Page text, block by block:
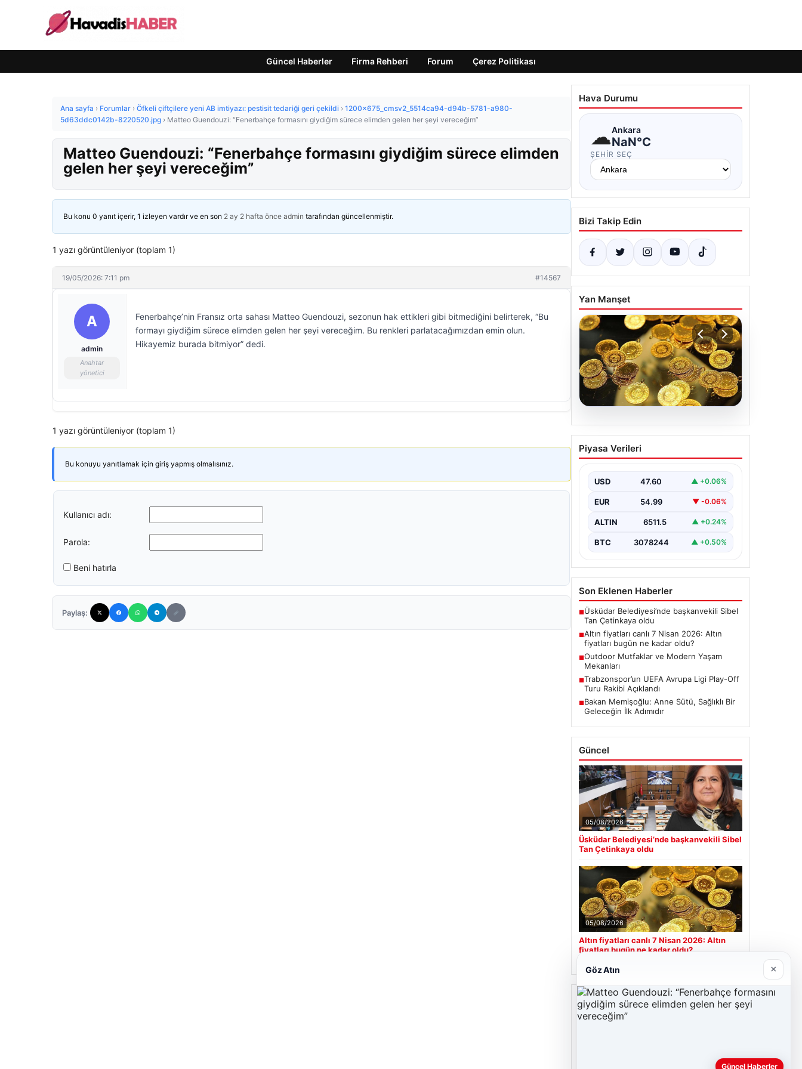
Güncel Haberler Firma Rehberi Forum Çerez Politikası
Ana sayfa › Forumlar › Öfkeli çiftçilere yeni AB imtiyazı: pestisit tedariği geri çekildi › 1200x675_cmsv2_5514ca94-d94b-5781-a980-
5d63ddc0142b-8220520.jpg › Matteo Guendouzi: “Fenerbahçe formasını giydiğim sürece elimden gelen her şeyi vereceğim”
Matteo Guendouzi: “Fenerbahçe formasını giydiğim sürece elimden
gelen her şeyi vereceğim”
Bu konu 0 yanıt içerir, 1 izleyen vardır ve en son 2 ay 2 hafta önce admin tarafından güncellenmiştir.
1 yazı görüntüleniyor (toplam 1)
19/05/2026: 7:11 pm #14567
A
admin
Anahtar
yönetici
Fenerbahçe’nin Fransız orta sahası Matteo Guendouzi, sezonun hak ettikleri gibi bitmediğini belirterek, “Bu
formayı giydiğim sürece elimden gelen her şeyi vereceğim. Bu renkleri parlatacağımızdan emin olun.
Hikayemiz burada bitmiyor” dedi.
1 yazı görüntüleniyor (toplam 1)
Bu konuyu yanıtlamak için giriş yapmış olmalısınız.
Kullanıcı adı:
Parola:
Beni hatırla
Paylaş:
Hava Durumu
☁Ankara
NaN°C
ŞEHIR SEÇ
Bizi Takip Edin
Yan Manşet
Altın fiyatları canlı 7 Nisan
2026: Altın fiyatları bugün
Piyasa Verileri
USD 47.60 ▲ +0.06%
EUR 54.99 ▼ -0.06%
ALTIN 6511.5 ▲ +0.24%
BTC 3078244 ▲ +0.50%
Son Eklenen Haberler
■Üsküdar Belediyesi’nde başkanvekili Sibel
Tan Çetinkaya oldu
■Altın fiyatları canlı 7 Nisan 2026: Altın
fiyatları bugün ne kadar oldu?
■Outdoor Mutfaklar ve Modern Yaşam
Mekanları
■Trabzonspor’un UEFA Avrupa Ligi Play-Off
Turu Rakibi Açıklandı
■Bakan Memişoğlu: Anne Sütü, Sağlıklı Bir
Geleceğin İlk Adımıdır
Güncel
05/08/2026
Üsküdar Belediyesi’nde başkanvekili Sibel
Tan Çetinkaya oldu
05/08/2026
Altın fiyatları canlı 7 Nisan 2026: Altın
fiyatları bugün ne kadar oldu?
Son Eklenen Firmalar
Hastaş Beton
Göz Atın ×
Güncel Haberler